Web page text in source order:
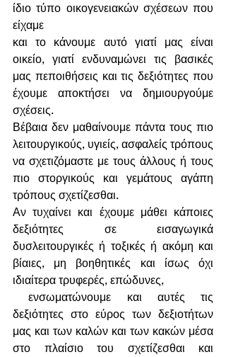
ίδιο τύπο οικογενειακών σχέσεων που
είχαμε
και το κάνουμε αυτό γιατί μας είναι
οικείο, γιατί ενδυναμώνει τις βασικές
μας πεποιθήσεις και τις δεξιότητες που
έχουμε αποκτήσει να δημιουργούμε
σχέσεις.
Βέβαια δεν μαθαίνουμε πάντα τους πιο
λειτουργικούς, υγιείς, ασφαλείς τρόπους
να σχετιζόμαστε με τους άλλους ή τους
πιο στοργικούς και γεμάτους αγάπη
τρόπους σχετίζεσθαι.
Αν τυχαίνει και έχουμε μάθει κάποιες
δεξιότητες σε εισαγωγικά
δυσλειτουργικές ή τοξικές ή ακόμη και
βίαιες, μη βοηθητικές και ίσως όχι
ιδιαίτερα τρυφερές, επώδυνες,
ενσωματώνουμε και αυτές τις
δεξιότητες στο εύρος των δεξιοτήτων
μας και των καλών και των κακών μέσα
στο πλαίσιο του σχετίζεσθαι και